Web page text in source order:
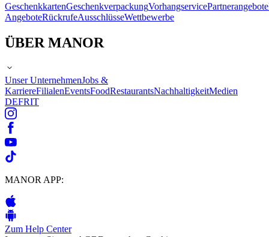
GeschenkkartenGeschenkverpackungVorhangservicePartnerangebote
AngeboteRückrufeAusschlüsseWettbewerbe
ÜBER MANOR
Unser UnternehmenJobs &
KarriereFilialenEventsFoodRestaurantsNachhaltigkeitMedien
DEFRIT
MANOR APP:
Zum Help Center